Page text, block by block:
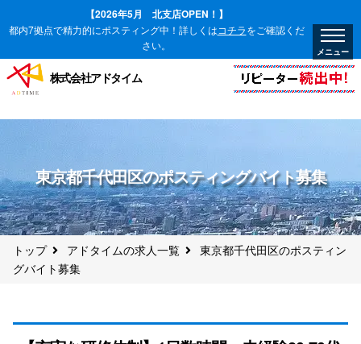
【2026年5月 北支店OPEN！】
都内7拠点で精力的にポスティング中！詳しくはコチラをご確認くだ
さい。
株式会社アドタイム
東京都千代田区のポスティングバイト募集
トップ アドタイムの求人一覧
東京都千代田区のポスティン
グバイト募集